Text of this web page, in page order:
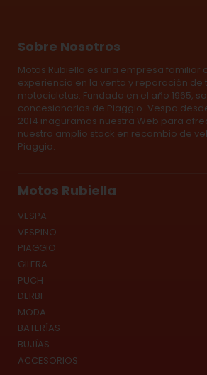
Sobre Nosotros
Motos Rubiella es una empresa familiar
experiencia en la venta y reparación de
motocicletas. Fundada en el año 1965,
concesionarios de Piaggio-Vespa
2014 inaguramos nuestra Web para
nuestro amplio stock en recambio de
Piaggio.
Motos Rubiella
VESPA
VESPINO
PIAGGIO
GILERA
PUCH
DERBI
MODA
BATERÍAS
BUJÍAS
ACCESORIOS